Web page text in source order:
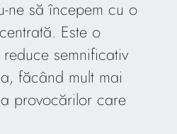
ne să începem cu o
Este o
semnificativ
făcând mult mai
provocărilor care